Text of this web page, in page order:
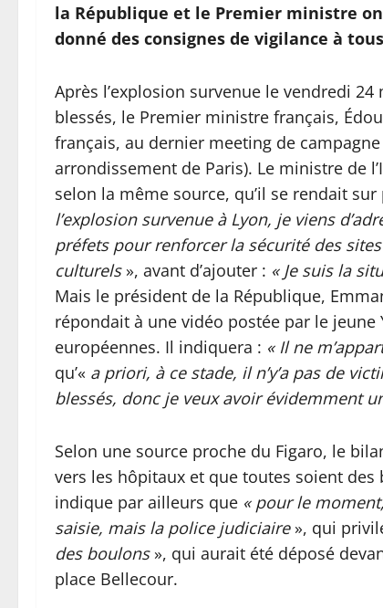
la République et le Premier ministre
donné des consignes de vigilance à
Après l’explosion survenue le vendredi
blessés, le Premier ministre français,
français, au dernier meeting de
arrondissement de Paris). Le ministre de
selon la même source, qu’il se rendait
l’explosion survenue à Lyon, je viens
préfets pour renforcer la sécurité des
culturels», avant d’ajouter : « Je suis la
Mais le président de la République,
répondait à une vidéo postée par le
européennes. Il indiquera : « Il ne
qu’« a priori, à ce stade, il n’y’a pas de
blessés, donc je veux avoir évidemment
Selon une source proche du Figaro, le
vers les hôpitaux et que toutes soient des
indique par ailleurs que « pour le
saisie, mais la police judiciaire», qui
des boulons», qui aurait été déposé
place Bellecour.